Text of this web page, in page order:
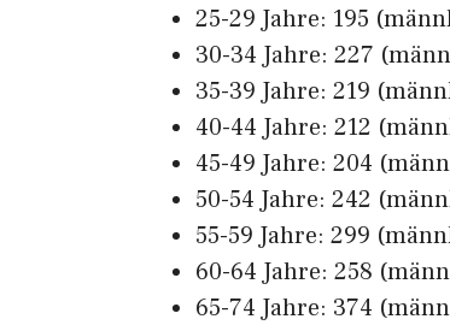
25-29 Jahre: 195
30-34 Jahre: 227
35-39 Jahre: 219
40-44 Jahre: 212
45-49 Jahre: 204
50-54 Jahre: 242
55-59 Jahre: 299
60-64 Jahre: 258
65-74 Jahre: 374